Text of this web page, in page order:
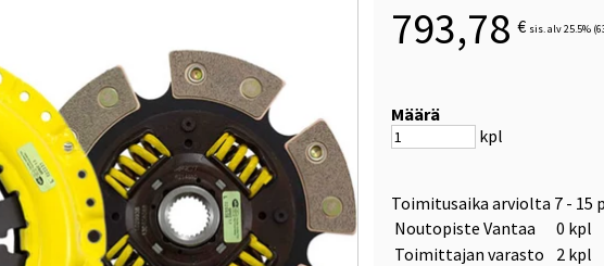
793,78 € sis. alv 25.5%
Määrä
kpl
Toimitusaika arviolta 7 - 15
Noutopiste Vantaa
0 kpl
Toimittajan varasto
2 kpl